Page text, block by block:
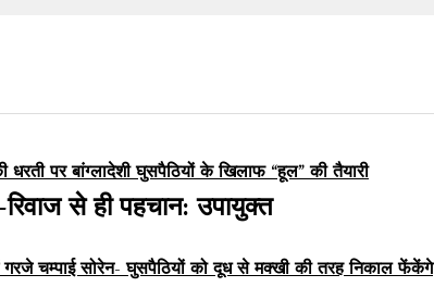
पर बांग्लादेशी घुसपैठियों के खिलाफ “हूल” की तैयारी
चम्पाई सोरेन- घुसपैठियों को दूध से मक्खी की तरह निकाल फेंकेंगे
से ही पहचान: उपायुक्त